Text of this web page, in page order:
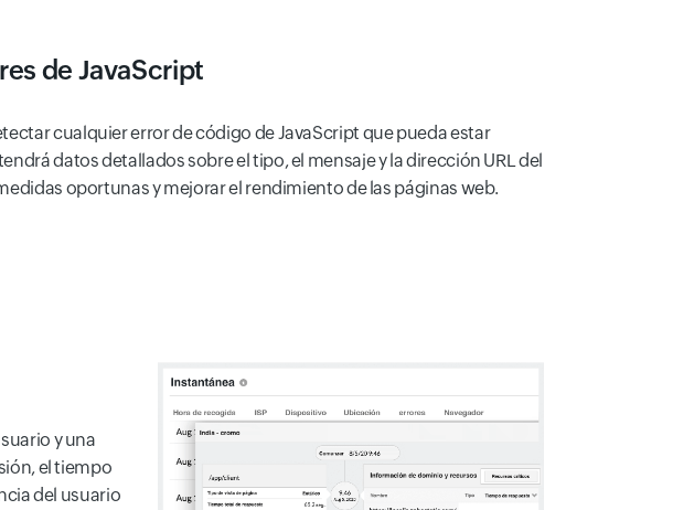
de JavaScript
cualquier error de código de JavaScript que pueda estar
datos detallados sobre el tipo, el mensaje y la dirección URL del
oportunas y mejorar el rendimiento de las páginas web.
y una
el tiempo
del usuario